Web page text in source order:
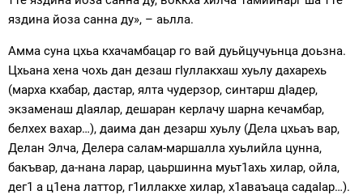
яздина йоза санна ду», – аьлла.
Амма суна цхьа кхачамбацар го вай дуьйцучуьнца доьзна.
Цхьана хена чохь дан дезаш гIуллакхаш хуьлу дахарехь
(марха кхабар, дастар, ялта чудерзор, синтарш дIадер,
экзаменаш дIаялар, дешаран керлачу шарна кечамбар,
белхех вахар…), даима дан дезарш хуьлу (Дела цхьаъ вар,
Делан Элча, Делера салам-маршалла хуьлийла цунна,
бакъвар, да-нана ларар, цаьршинна муьт1ахь хилар, ойла,
дег1 а ц1ена латтор, г1иллакхе хилар, х1аваъаца садаIар…).